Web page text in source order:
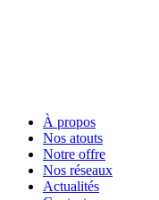
À propos
Nos atouts
Notre offre
Nos réseaux
Actualités